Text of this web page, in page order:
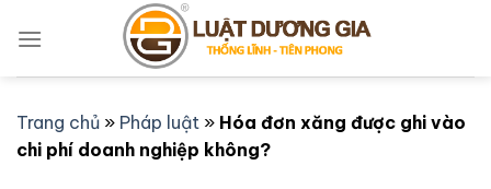
qua
Trang chủ » Pháp luật » Hóa đơn xăng được ghi vào
chi phí doanh nghiệp không?